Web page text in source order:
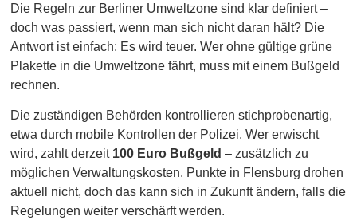
Die Regeln zur Berliner Umweltzone sind klar definiert –
doch was passiert, wenn man sich nicht daran hält? Die
Antwort ist einfach: Es wird teuer. Wer ohne gültige grüne
Plakette in die Umweltzone fährt, muss mit einem Bußgeld
rechnen.
Die zuständigen Behörden kontrollieren stichprobenartig,
etwa durch mobile Kontrollen der Polizei. Wer erwischt
wird, zahlt derzeit 100 Euro Bußgeld – zusätzlich zu
möglichen Verwaltungskosten. Punkte in Flensburg drohen
aktuell nicht, doch das kann sich in Zukunft ändern, falls die
Regelungen weiter verschärft werden.